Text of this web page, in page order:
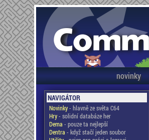
novinky
NAVIGÁTOR
Novinky- hlavně ze světa C64
Hry- solidní databáze her
Dema - pouze ta nejlepší
Dentra - když stačí jeden soubor